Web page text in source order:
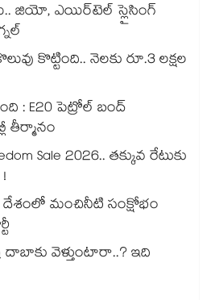
జియో, ఎయిర్‌టెల్ స్లైసింగ్
కొట్టింది.. నెలకు రూ.3 లక్షల
: E20 పెట్రోల్ బంద్
తీర్మానం
Sale 2026.. తక్కువ రేటుకు
దేశంలో మంచినీటి సంక్షోభం
వెళ్తుంటారా..? ఇది